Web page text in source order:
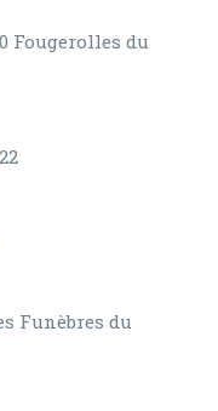
Fougerolles du
Funèbres du